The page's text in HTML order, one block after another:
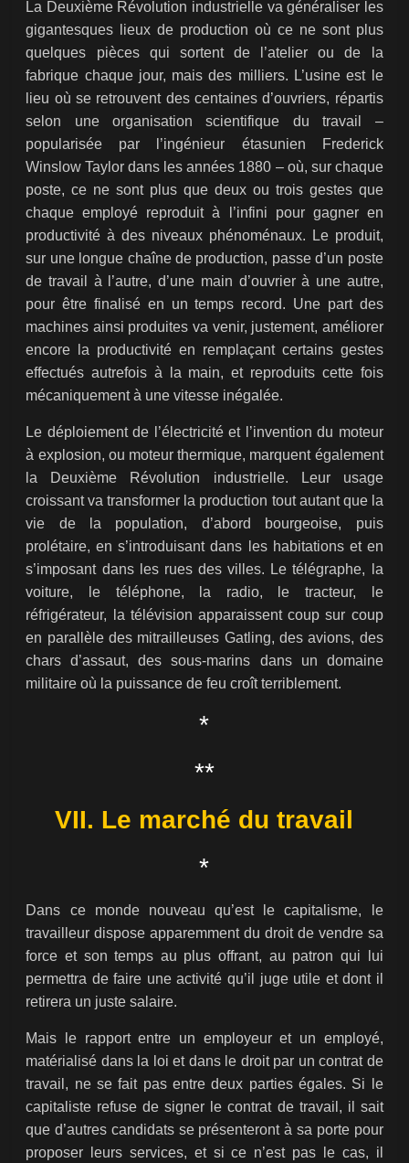
La Deuxième Révolution industrielle va généraliser les
gigantesques lieux de production où ce ne sont plus
quelques pièces qui sortent de l’atelier ou de la
fabrique chaque jour, mais des milliers. L’usine est le
lieu où se retrouvent des centaines d’ouvriers, répartis
selon une organisation scientifique du travail –
popularisée par l’ingénieur étasunien Frederick
Winslow Taylor dans les années 1880 – où, sur chaque
poste, ce ne sont plus que deux ou trois gestes que
chaque employé reproduit à l’infini pour gagner en
productivité à des niveaux phénoménaux. Le produit,
sur une longue chaîne de production, passe d’un poste
de travail à l’autre, d’une main d’ouvrier à une autre,
pour être finalisé en un temps record. Une part des
machines ainsi produites va venir, justement, améliorer
encore la productivité en remplaçant certains gestes
effectués autrefois à la main, et reproduits cette fois
mécaniquement à une vitesse inégalée.
Le déploiement de l’électricité et l’invention du moteur
à explosion, ou moteur thermique, marquent également
la Deuxième Révolution industrielle. Leur usage
croissant va transformer la production tout autant que la
vie de la population, d’abord bourgeoise, puis
prolétaire, en s’introduisant dans les habitations et en
s’imposant dans les rues des villes. Le télégraphe, la
voiture, le téléphone, la radio, le tracteur, le
réfrigérateur, la télévision apparaissent coup sur coup
en parallèle des mitrailleuses Gatling, des avions, des
chars d’assaut, des sous-marins dans un domaine
militaire où la puissance de feu croît terriblement.
*
**
VII. Le marché du travail
*
Dans ce monde nouveau qu’est le capitalisme, le
travailleur dispose apparemment du droit de vendre sa
force et son temps au plus offrant, au patron qui lui
permettra de faire une activité qu’il juge utile et dont il
retirera un juste salaire.
Mais le rapport entre un employeur et un employé,
matérialisé dans la loi et dans le droit par un contrat de
travail, ne se fait pas entre deux parties égales. Si le
capitaliste refuse de signer le contrat de travail, il sait
que d’autres candidats se présenteront à sa porte pour
proposer leurs services, et si ce n’est pas le cas, il